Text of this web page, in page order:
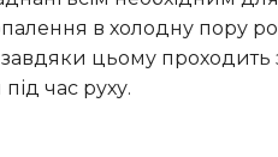
в холодну пору
завдяки цьому
час руху.